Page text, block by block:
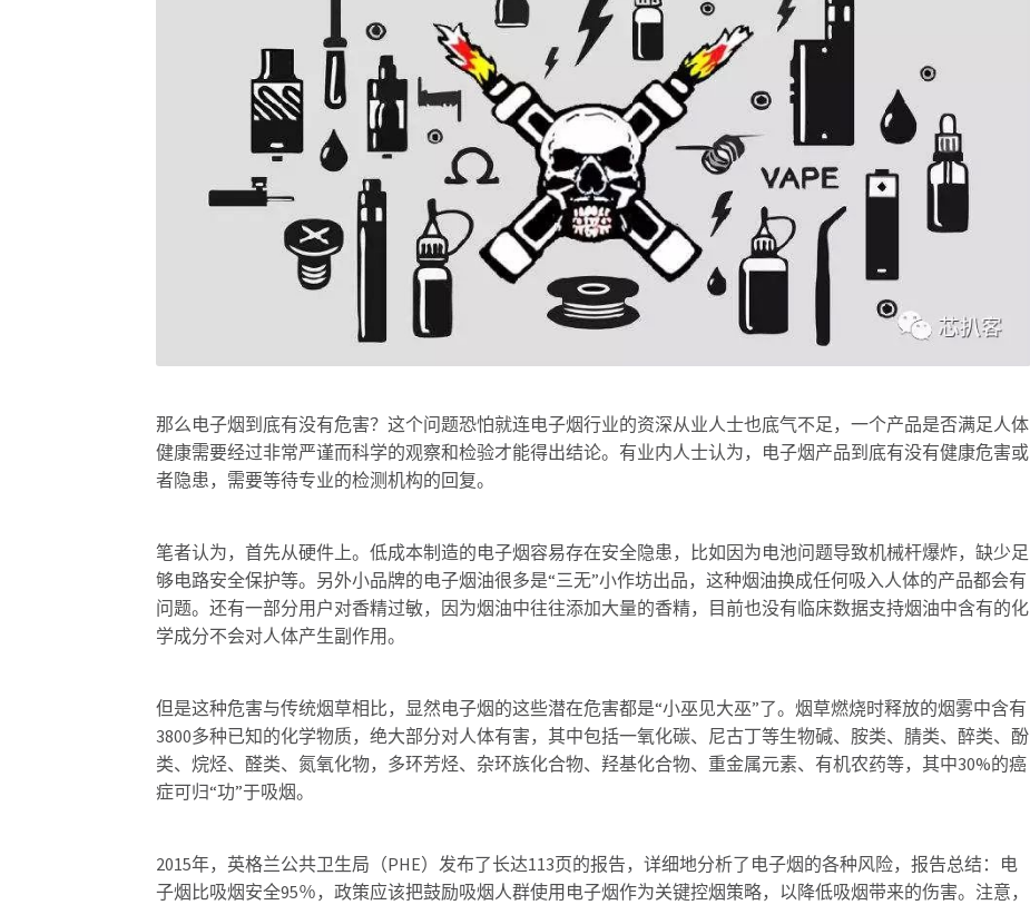
那么电子烟到底有没有危害？这个问题恐怕就连电子烟行业的资深从业人士也底气不足，一个产品是否满足人体
健康需要经过非常严谨而科学的观察和检验才能得出结论。有业内人士认为，电子烟产品到底有没有健康危害或
者隐患，需要等待专业的检测机构的回复。
笔者认为，首先从硬件上。低成本制造的电子烟容易存在安全隐患，比如因为电池问题导致机械杆爆炸，缺少足
够电路安全保护等。另外小品牌的电子烟油很多是“三无”小作坊出品，这种烟油换成任何吸入人体的产品都会有
问题。还有一部分用户对香精过敏，因为烟油中往往添加大量的香精，目前也没有临床数据支持烟油中含有的化
学成分不会对人体产生副作用。
但是这种危害与传统烟草相比，显然电子烟的这些潜在危害都是“小巫见大巫”了。烟草燃烧时释放的烟雾中含有
3800多种已知的化学物质，绝大部分对人体有害，其中包括一氧化碳、尼古丁等生物碱、胺类、腈类、醉类、酚
类、烷烃、醛类、氮氧化物，多环芳烃、杂环族化合物、羟基化合物、重金属元素、有机农药等，其中30%的癌
症可归“功”于吸烟。
2015年，英格兰公共卫生局（PHE）发布了长达113页的报告，详细地分析了电子烟的各种风险，报告总结：电
子烟比吸烟安全95％，政策应该把鼓励吸烟人群使用电子烟作为关键控烟策略，以降低吸烟带来的伤害。注意，